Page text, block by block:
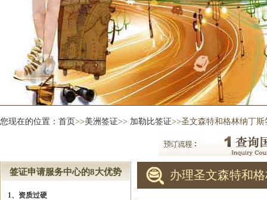
您现在的位置： 首页>>美洲签证>> 加勒比签证>>圣文森特和格林纳丁斯
签证申请服务中心的8大优势
1、资质过硬
办理圣文森特和